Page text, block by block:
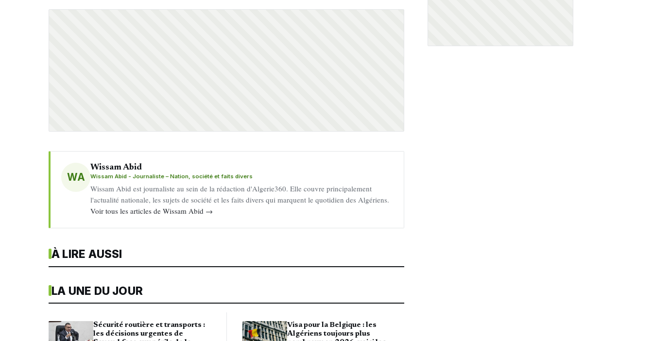
WA
Wissam Abid
Wissam Abid - Journaliste – Nation, société et faits divers
Wissam Abid est journaliste au sein de la rédaction d'Algerie360. Elle couvre principalement
l'actualité nationale, les sujets de société et les faits divers qui marquent le quotidien des Algériens.
Voir tous les articles de Wissam Abid →
À LIRE AUSSI
LA UNE DU JOUR
Sécurité routière et transports :
les décisions urgentes de
Visa pour la Belgique : les
Algériens toujours plus